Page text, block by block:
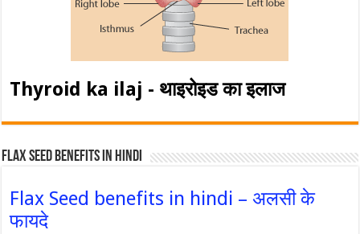
Thyroid ka ilaj - थाइरोइड का इलाज
Flax Seed Benefits in hindi
Flax Seed benefits in hindi – अलसी के
फायदे